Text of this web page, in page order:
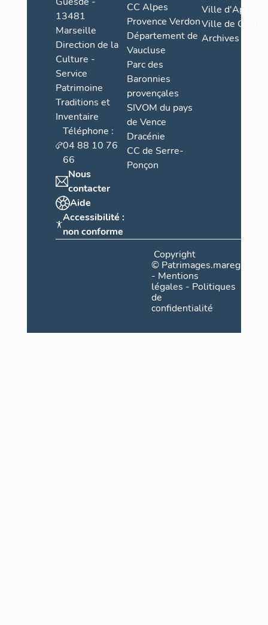
13481
Marseille
Direction de la
Culture -
Service
Patrimoine
Traditions et
Inventaire
Téléphone :
04 88 10 76
66
Nous
contacter
Aide
Accessibilité :
non conforme
CC Alpes
Provence Verdon
Département de
Vaucluse
Parc des
Baronnies
provençales
SIVOM du pays
de Vence
Dracénie
CC de Serre-
Ponçon
Ville d'Apt
Ville de
Archives
Copyright
©
- Mentions
légales - Politiques
de
confidentialité